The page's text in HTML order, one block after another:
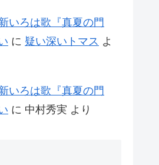
いろは歌『真夏の門
に 疑い深いトマス よ
いろは歌『真夏の門
に 中村秀実 より